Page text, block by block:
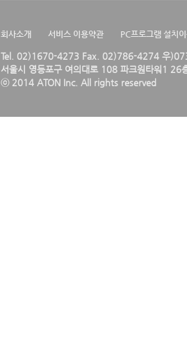
회사소개 서비스 이용약관 PC프로그램 설치
Tel. 02)1670-4273 Fax. 02)786-4274 우
서울시 영등포구 여의대로 108 파크원타워1 26
ⓒ 2014 ATON Inc. All rights reserved